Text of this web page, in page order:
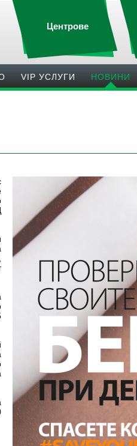
Центрове
VIP УСЛУГИ НОВИНИ